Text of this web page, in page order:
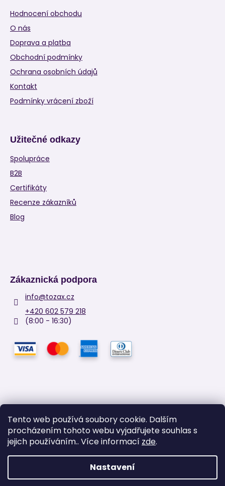
Tento web používá soubory cookie. Dalším
procházením tohoto webu vyjadřujete souhlas s
jejich používáním.. Více informací zde.
Nastavení
Hodnocení obchodu
O nás
Doprava a platba
Obchodní podmínky
Ochrana osobních údajů
Kontakt
Podmínky vrácení zboží
Užitečné odkazy
Spolupráce
B2B
Certifikáty
Recenze zákazníků
Blog
Zákaznická podpora
info@tozax.cz
+420 602 579 218
(8:00 - 16:30)
Facebook